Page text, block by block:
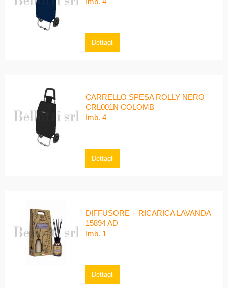
Dettagli
CARRELLO SPESA ROLLY NERO
CRL001N COLOMB
Imb. 4
Dettagli
DIFFUSORE + RICARICA LAVANDA
15894 AD
Imb. 1
Dettagli